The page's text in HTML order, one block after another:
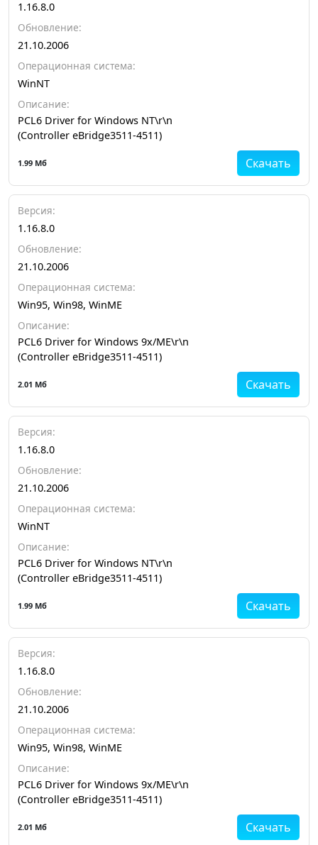
1.16.8.0
Обновление:
21.10.2006
Операционная система:
WinNT
Описание:
PCL6 Driver for Windows NT\r\n
(Controller eBridge3511-4511)
Скачать
1.99 Мб
Версия:
1.16.8.0
Обновление:
21.10.2006
Операционная система:
Win95, Win98, WinME
Описание:
PCL6 Driver for Windows 9x/ME\r\n
(Controller eBridge3511-4511)
Скачать
2.01 Мб
Версия:
1.16.8.0
Обновление:
21.10.2006
Операционная система:
WinNT
Описание:
PCL6 Driver for Windows NT\r\n
(Controller eBridge3511-4511)
Скачать
1.99 Мб
Версия:
1.16.8.0
Обновление:
21.10.2006
Операционная система:
Win95, Win98, WinME
Описание:
PCL6 Driver for Windows 9x/ME\r\n
(Controller eBridge3511-4511)
Скачать
2.01 Мб